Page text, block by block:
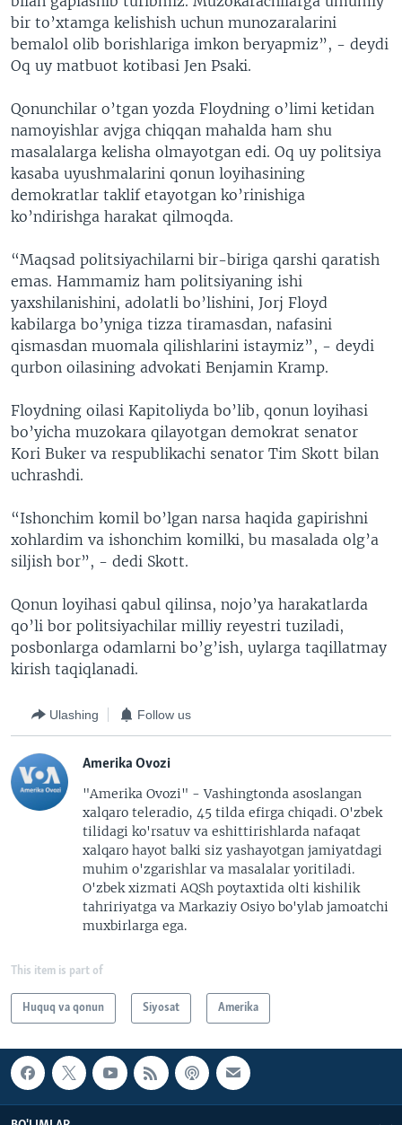
bir to’xtamga kelishish uchun munozaralarini
bemalol olib borishlariga imkon beryapmiz”, - deydi
Oq uy matbuot kotibasi Jen Psaki.
Qonunchilar o’tgan yozda Floydning o’limi ketidan
namoyishlar avjga chiqqan mahalda ham shu
masalalarga kelisha olmayotgan edi. Oq uy politsiya
kasaba uyushmalarini qonun loyihasining
demokratlar taklif etayotgan ko’rinishiga
ko’ndirishga harakat qilmoqda.
“Maqsad politsiyachilarni bir-biriga qarshi qaratish
emas. Hammamiz ham politsiyaning ishi
yaxshilanishini, adolatli bo’lishini, Jorj Floyd
kabilarga bo’yniga tizza tiramasdan, nafasini
qismasdan muomala qilishlarini istaymiz”, - deydi
qurbon oilasining advokati Benjamin Kramp.
Floydning oilasi Kapitoliyda bo’lib, qonun loyihasi
bo’yicha muzokara qilayotgan demokrat senator
Kori Buker va respublikachi senator Tim Skott bilan
uchrashdi.
“Ishonchim komil bo’lgan narsa haqida gapirishni
xohlardim va ishonchim komilki, bu masalada olg’a
siljish bor”, - dedi Skott.
Qonun loyihasi qabul qilinsa, nojo’ya harakatlarda
qo’li bor politsiyachilar milliy reyestri tuziladi,
posbonlarga odamlarni bo’g’ish, uylarga taqillatmay
kirish taqiqlanadi.
Ulashing Follow us
Amerika Ovozi
"Amerika Ovozi" - Vashingtonda asoslangan
xalqaro teleradio, 45 tilda efirga chiqadi. O'zbek
tilidagi ko'rsatuv va eshittirishlarda nafaqat
xalqaro hayot balki siz yashayotgan jamiyatdagi
muhim o'zgarishlar va masalalar yoritiladi.
O'zbek xizmati AQSh poytaxtida olti kishilik
tahririyatga va Markaziy Osiyo bo'ylab jamoatchi
muxbirlarga ega.
This item is part of
Huquq va qonun Siyosat Amerika